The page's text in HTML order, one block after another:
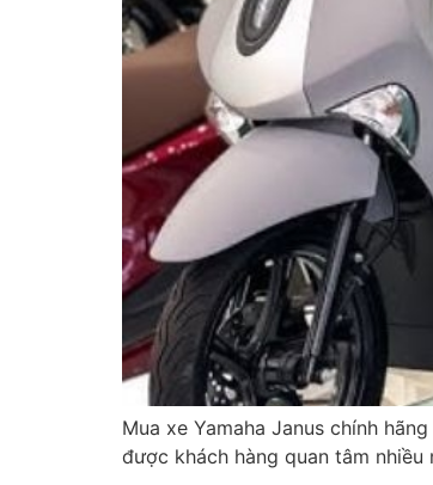
Mua xe Yamaha Janus chính
được khách hàng quan tâm